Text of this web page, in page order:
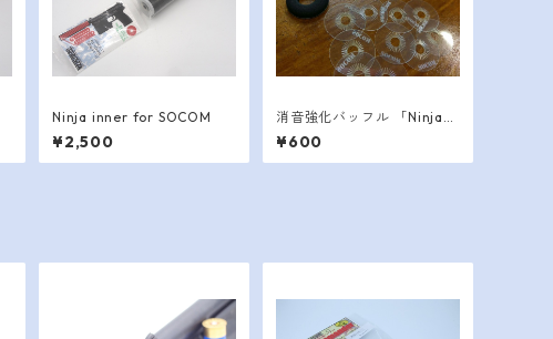
Ninja inner for SOCOM
¥2,500
消音強化バッフル 「Ninja」
シリーズ
¥600